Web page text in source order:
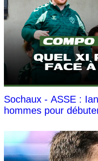
Sochaux - ASSE :
hommes pour